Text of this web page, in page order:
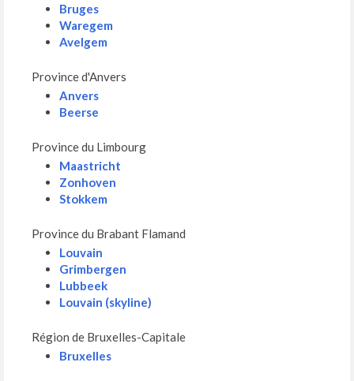
Bruges
Waregem
Avelgem
Province d'Anvers
Anvers
Beerse
Province du Limbourg
Maastricht
Zonhoven
Stokkem
Province du Brabant Flamand
Louvain
Grimbergen
Lubbeek
Louvain (skyline)
Région de Bruxelles-Capitale
Bruxelles